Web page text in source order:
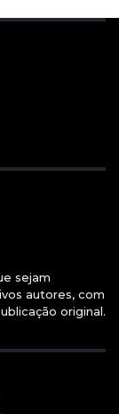
sejam
autores, com
original.